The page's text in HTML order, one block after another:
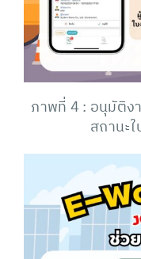
ภาพที่ 4 : อนุมัติง
สถานะ